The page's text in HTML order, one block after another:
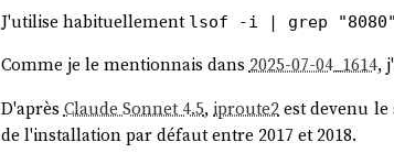
J'utilise habituellement lsof -i | grep "8080"
Comme je le mentionnais dans2025-07-04_1614,
D'après Claude Sonnet 4.5, iproute2 est devenu
de l'installation par défaut entre 2017 et 2018.